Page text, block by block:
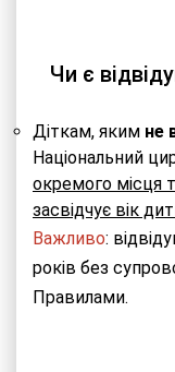
Чи є
Діткам, яким не
Національний
окремого місця
засвідчує вік
Важливо:
років без
Правилами.